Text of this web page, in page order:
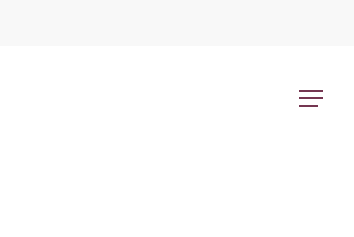
Menu